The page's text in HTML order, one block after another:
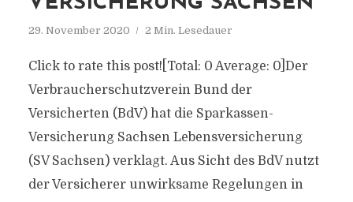
29. November 2020 2 Min. Lesedauer
Click to rate this post![Total: 0 Average: 0]Der
Verbraucherschutzverein Bund der
Versicherten (BdV) hat die Sparkassen-
Versicherung Sachsen Lebensversicherung
(SV Sachsen) verklagt. Aus Sicht des BdV nutzt
der Versicherer unwirksame Regelungen in